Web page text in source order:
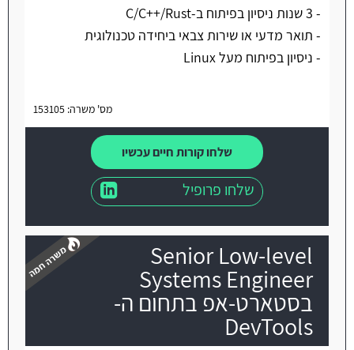
- 3 שנות ניסיון בפיתוח ב-C/C++/Rust
- תואר מדעי או שירות צבאי ביחידה טכנולוגית
- ניסיון בפיתוח מעל Linux
מס' משרה: 153105
שלחו קורות חיים עכשיו
שלחו פרופיל
Senior Low-level
Systems Engineer
בסטארט-אפ בתחום ה-
DevTools